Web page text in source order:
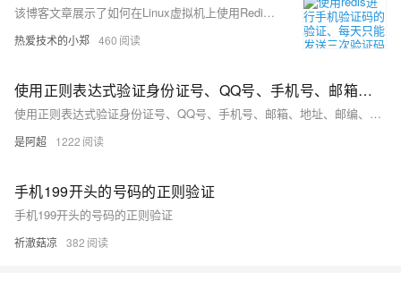
该博客文章展示了如何在Linux虚拟机上使用Redis和Jedis客户端实现手机验证码的验证功能，包括验证码的生成、存储、验证以及限制每天发送次数的逻辑，并提供了测试结果截图。
热爱技术的小郑 460
使用正则表达式验证身份证号、QQ号、手机号、邮箱、地址、邮编、银行卡号、学号、车牌号、快递单号、验证码、ISBN号、网址、IPV4地址、IPV6地址、出生年月日、姓名3
使用正则表达式验证身份证号、QQ号、手机号、邮箱、地址、邮编、银行卡号、学号、车牌号、快递单号、验证码、ISBN号、网址、IPV4地址、IPV6地址、出生年月日、姓名
是阿超 1222
手机199开头的号码的正则验证
手机199开头的号码的正则验证
祈澈菇凉 382